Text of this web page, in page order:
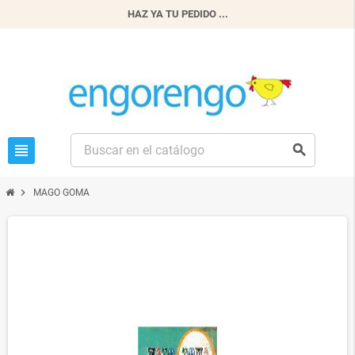
HAZ YA TU PEDIDO ...
view_headline search
chevron_right MAGO GOMA